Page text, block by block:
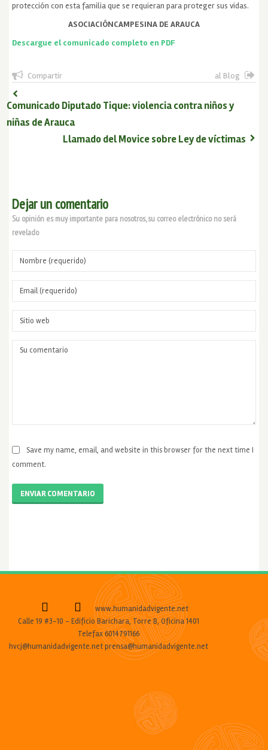
protección con esta familia que se requieran para proteger sus vidas.
ASOCIACIÓNCAMPESINA DE ARAUCA
Descargue el comunicado completo en PDF
Compartir al Blog
Comunicado Diputado Tique: violencia contra niños y
niñas de Arauca
Llamado del Movice sobre Ley de víctimas
Dejar un comentario
Su opinión es muy importante para nosotros, su correo electrónico no será
revelado
Save my name, email, and website in this browser for the next time I
comment.
ENVIAR COMENTARIO
www.humanidadvigente.net
Calle 19 #3-10 - Edificio Barichara, Torre B, Oficina 1401
Telefax 6014791166
hvcj@humanidadvigente.net prensa@humanidadvigente.net